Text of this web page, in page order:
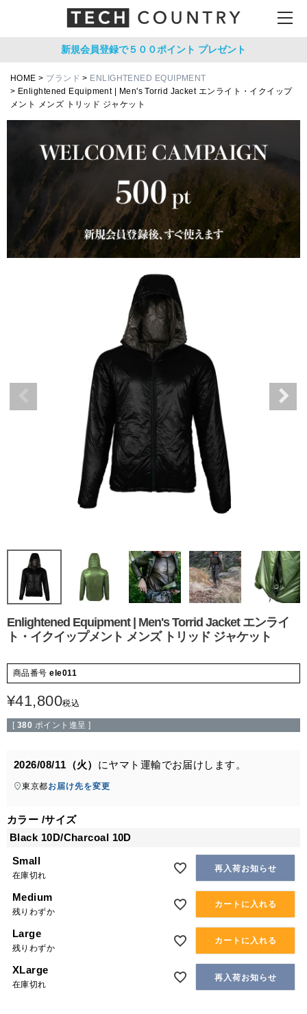
新規会員登録で５００ポイント プレゼント
HOME ブランド
ENLIGHTENED EQUIPMENT
Enlightened Equipment | Men's Torrid Jacket エンライト・イクイップ
メント メンズ トリッド ジャケット
Enlightened Equipment | Men's Torrid Jacket エンライ
ト・イクイップメント メンズ トリッド ジャケット
商品番号 ele011
¥41,800税込
[ 380 ポイント進呈 ]
2026/08/11（火） にヤマト運輸でお届けします。
東京都お届け先を変更
カラー サイズ
Black 10D/Charcoal 10D
Small
在庫切れ
再入荷お知らせ
Medium
残りわずか
カートに入れる
Large
残りわずか
カートに入れる
XLarge
在庫切れ
再入荷お知らせ